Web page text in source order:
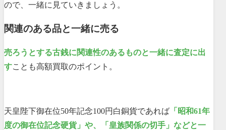
ので、一緒に見ていきましょう。
関連のある品と一緒に売る
売ろうとする古銭に関連性のあるものと一緒に査定に出
すことも高額買取のポイント。
天皇陛下御在位50年記念100円白銅貨であれば 「昭和61年
度の御在位記念硬貨」や、「皇族関係の切手」などと一